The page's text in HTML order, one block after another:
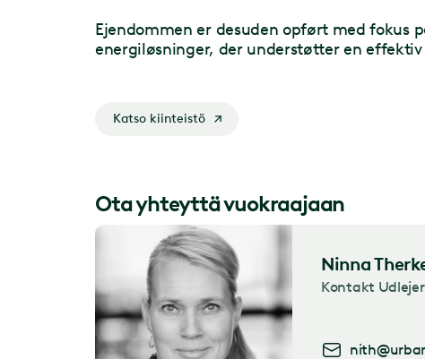
Ejendommen er desuden opført med fokus
energiløsninger, der understøtter en
Katso kiinteistö
Ota yhteyttä vuokraajaan
Ninna
Kontakt Udlejer